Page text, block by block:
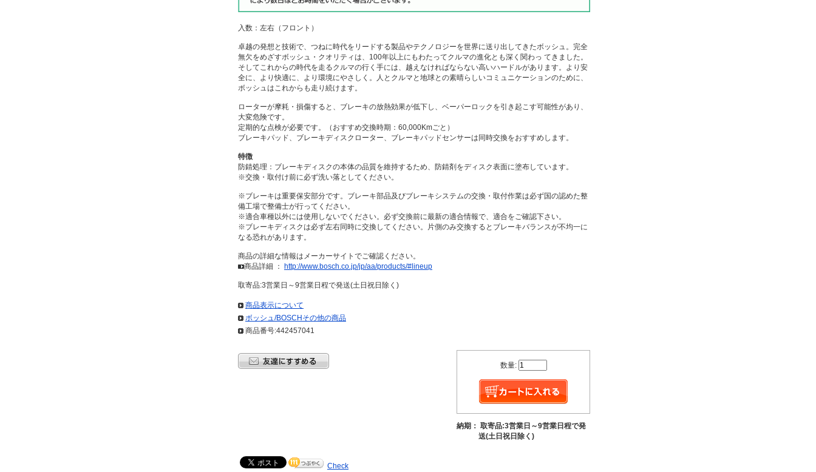
入数：左右（フロント）
卓越の発想と技術で、つねに時代をリードする製品やテクノロジーを世界に送り出してきたボッシュ。完全
無欠をめざすボッシュ・クオリティは、100年以上にもわたってクルマの進化とも深く関わっ てきました。
そしてこれからの時代を走るクルマの行く手には、越えなければならない高いハードルがあります。より安
全に、より快適に、より環境にやさしく。人とクルマと地球との素晴らしいコミュニケーションのために、
ボッシュはこれからも走り続けます。
ローターが摩耗・損傷すると、ブレーキの放熱効果が低下し、ベーパーロックを引き起こす可能性があり、
大変危険です。
定期的な点検が必要です。（おすすめ交換時期：60,000Kmごと）
ブレーキパッド、ブレーキディスクローター、ブレーキパッドセンサーは同時交換をおすすめします。
特徴
防錆処理：ブレーキディスクの本体の品質を維持するため、防錆剤をディスク表面に塗布しています。
※交換・取付け前に必ず洗い落としてください。
※ブレーキは重要保安部分です。ブレーキ部品及びブレーキシステムの交換・取付作業は必ず国の認めた整
備工場で整備士が行ってください。
※適合車種以外には使用しないでください。必ず交換前に最新の適合情報で、適合をご確認下さい。
※ブレーキディスクは必ず左右同時に交換してください。片側のみ交換するとブレーキバランスが不均一に
なる恐れがあります。
商品の詳細な情報はメーカーサイトでご確認ください。
商品詳細 ： http://www.bosch.co.jp/jp/aa/products/#lineup
取寄品:3営業日～9営業日程で発送(土日祝日除く)
商品表示について
ボッシュ/BOSCHその他の商品
商品番号:442457041
数量:
納期： 取寄品:3営業日～9営業日程で発
送(土日祝日除く)
Check